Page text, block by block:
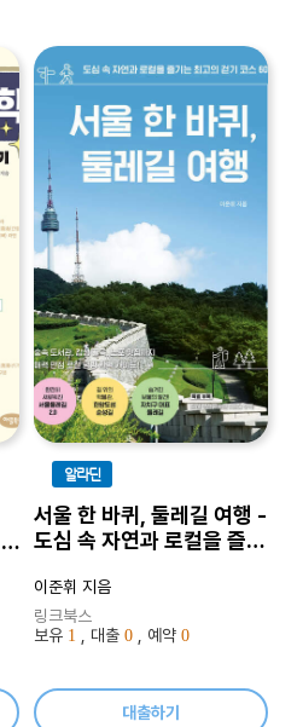
알라딘
서울 한 바퀴, 둘레길 여행 -
도심 속 자연과 로컬을 즐기
이준휘 지음
링크북스
보유 1 , 대출 0 , 예약 0
대출하기